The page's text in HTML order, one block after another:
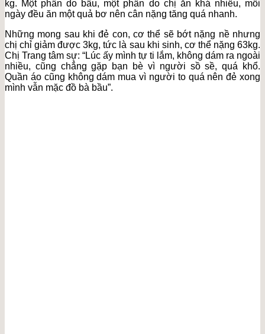
kg. Một phần do bầu, một phần do chị ăn khá nhiều, mỗi
ngày đều ăn một quả bơ nên cân nặng tăng quá nhanh.
Những mong sau khi đẻ con, cơ thể sẽ bớt nặng nề nhưng
chị chỉ giảm được 3kg, tức là sau khi sinh, cơ thể nặng 63kg.
Chị Trang tâm sự: “Lúc ấy mình tự ti lắm, không dám ra ngoài
nhiều, cũng chẳng gặp bạn bè vì người sồ sề, quá khổ.
Quần áo cũng không dám mua vì người to quá nên đẻ xong
mình vẫn mặc đồ bà bầu”.